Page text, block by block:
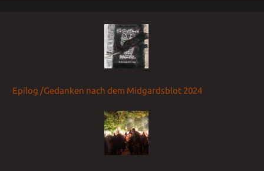
Epilog /Gedanken nach dem Midgardsblot 2024